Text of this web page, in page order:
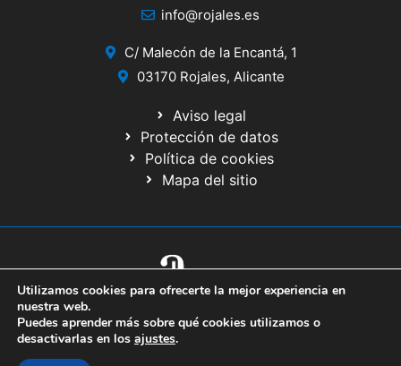
info@rojales.es
C/ Malecón de la Encantá, 1
03170 Rojales, Alicante
Aviso legal
Protección de datos
Política de cookies
Mapa del sitio
© 2020 Web desarrollada por el Servicio de Informática de Diputación
de Alicante
Utilizamos cookies para ofrecerte la mejor experiencia en
nuestra web.
Puedes aprender más sobre qué cookies utilizamos o
desactivarlas en los ajustes.